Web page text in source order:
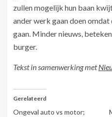
zullen mogelijk hun baan
ander werk gaan doen
gaan. Minder nieuws,
burger.
Tekst in samenwerking met
Gerelateerd
Ongeval auto vs motor;